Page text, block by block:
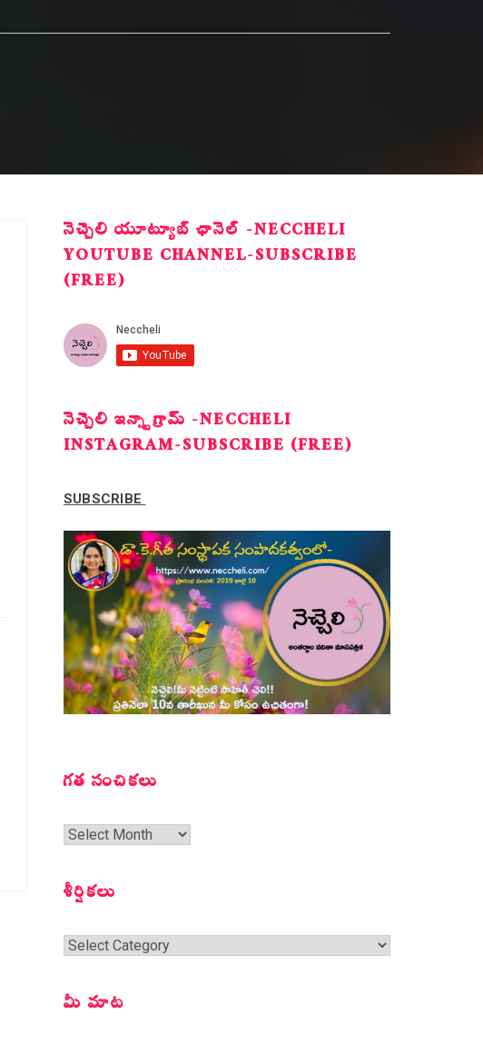
నెచ్చెలి యూట్యూబ్ ఛానెల్ -NECCHELI
YOUTUBE CHANNEL-SUBSCRIBE
(FREE)
నెచ్చెలి ఇన్స్టాగ్రామ్ -NECCHELI
INSTAGRAM-SUBSCRIBE (FREE)
SUBSCRIBE
గత సంచికలు
గత
శీర్షికలు
శీర్షికలు
మీ మాట